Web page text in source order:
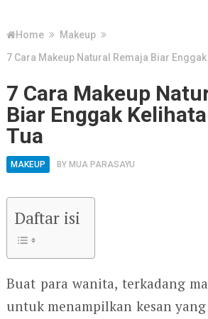
Home
Makeup
7 Cara Makeup Natural Remaja Biar
7 Cara Makeup
Biar Enggak
Tua
MAKEUP BY MUA PARASAYU
Daftar isi
Buat para wanita, terkadang
untuk menampilkan kesan